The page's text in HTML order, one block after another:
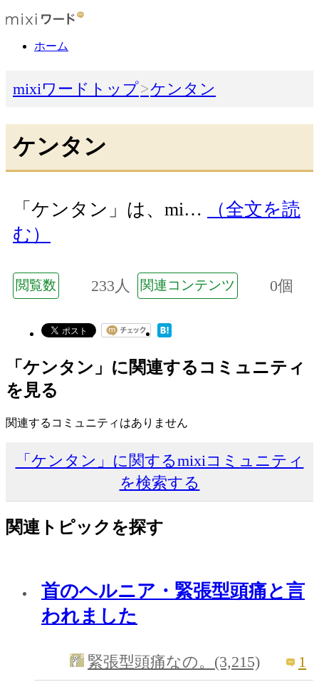
ホーム
mixiワードトップ ケンタン
ケンタン
「ケンタン」は、mi…
（全文を読
む）
閲覧数 233人 関連コンテンツ 0個
「ケンタン」に関連するコミュニティ
を見る
関連するコミュニティはありません
「ケンタン」に関するmixiコミュニティ
を検索する
関連トピックを探す
首のヘルニア・緊張型頭痛と言
われました
緊張型頭痛なの。(3,215) 1